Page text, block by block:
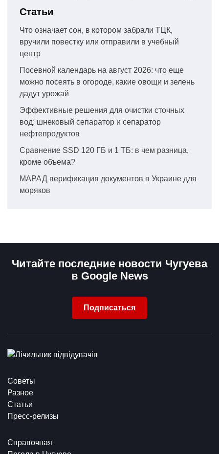
Статьи
Что означает сон, в котором забрали ТЦК,
вручили повестку или отправили в учебный
центр
Посевной календарь на август 2026: что еще
можно посеять в огороде, какие овощи и зелень
дадут урожай
Эффективные решения для очистки сточных
вод: шнековый сепаратор и сепаратор
нефтепродуктов
Сравнение SSD 120 ГБ и 1 ТБ: в чем разница,
кроме объема?
МАРАД верификация документов в Украине для
моряков
Читайте последние новости Чугуева
в Google News
Подписаться
Советы
Разное
Статьи
Пресс-релизы
Справочная